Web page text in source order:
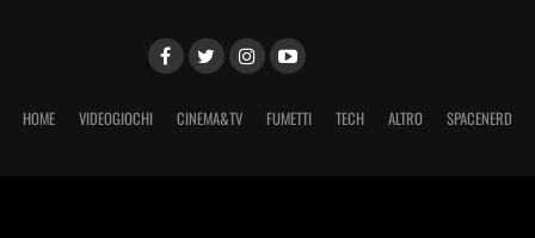
HOME VIDEOGIOCHI CINEMA&TV FUMETTI TECH ALTRO SPACENERD